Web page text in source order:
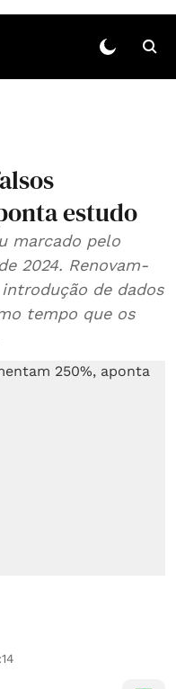
estudo
marcado pelo
2024. Renovam-
de dados
tempo que os